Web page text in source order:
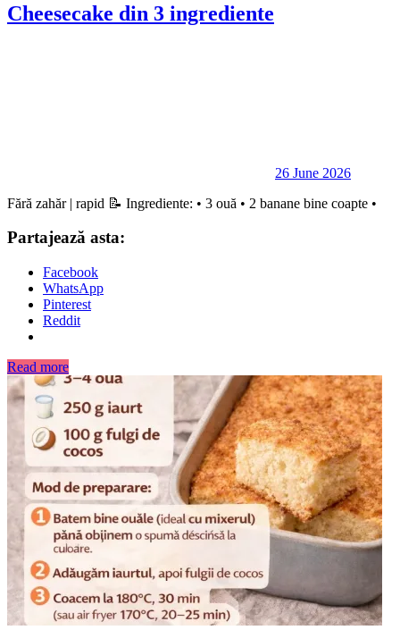
Cheesecake din 3 ingrediente
26 June 2026
Fără zahăr | rapid 📝 Ingrediente: • 3 ouă • 2 banane bine coapte •
Partajează asta:
Facebook
WhatsApp
Pinterest
Reddit
Read more